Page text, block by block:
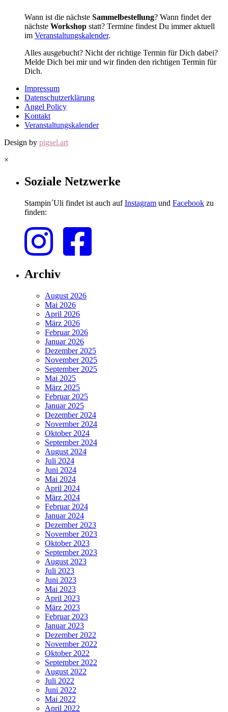
Wann ist die nächste Sammelbestellung? Wann findet der
nächste Workshop statt? Termine findest Du immer aktuell
im Veranstaltungskalender.
Alles ausgebucht? Nicht der richtige Termin für Dich dabei?
Melde Dich bei mir und wir finden den richtigen Termin für
Dich.
Impressum
Datenschutzerklärung
Angel Policy
Kontakt
Veranstaltungskalender
Design by pigsel.art
×
Soziale Netzwerke
Stampin´Uli findet ist auch aufInstagram und Facebook zu
finden:
Archiv
August 2026
Mai 2026
April 2026
März 2026
Februar 2026
Januar 2026
Dezember 2025
November 2025
September 2025
Mai 2025
März 2025
Februar 2025
Januar 2025
Dezember 2024
November 2024
Oktober 2024
September 2024
August 2024
Juli 2024
Juni 2024
Mai 2024
April 2024
März 2024
Februar 2024
Januar 2024
Dezember 2023
November 2023
Oktober 2023
September 2023
August 2023
Juli 2023
Juni 2023
Mai 2023
April 2023
März 2023
Februar 2023
Januar 2023
Dezember 2022
November 2022
Oktober 2022
September 2022
August 2022
Juli 2022
Juni 2022
Mai 2022
April 2022